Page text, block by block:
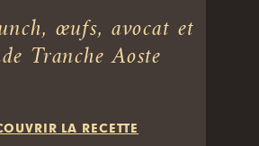
œufs, avocat et
Tranche Aoste
LA RECETTE